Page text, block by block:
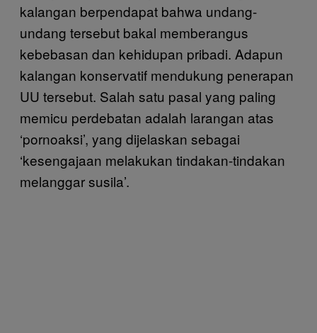
kalangan berpendapat bahwa undang-
undang tersebut bakal memberangus
kebebasan dan kehidupan pribadi. Adapun
kalangan konservatif mendukung penerapan
UU tersebut. Salah satu pasal yang paling
memicu perdebatan adalah larangan atas
‘pornoaksi’, yang dijelaskan sebagai
‘kesengajaan melakukan tindakan-tindakan
melanggar susila’.